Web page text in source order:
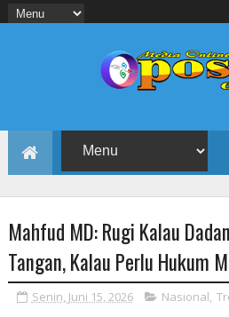
Mahfud MD: Rugi Kalau
Tangan, Kalau Perlu Hukum
Senin, Juni 15, 2026 Nasional,